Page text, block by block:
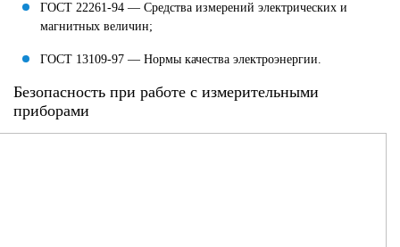
ГОСТ 22261-94 — Средства измерений электрических и
магнитных величин;
ГОСТ 13109-97 — Нормы качества электроэнергии.
Безопасность при работе с измерительными
приборами